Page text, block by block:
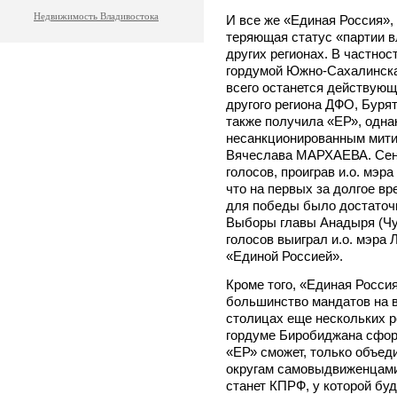
Недвижимость Владивостока
И все же «Единая
теряющая статус «партии
других регионах. В
гордумой Южно-
всего останется
другого региона ДФО,
также получила «ЕР»,
несанкционированным
Вячеслава МАРХАЕВА.
голосов, проиграв и.о.
что на первых за долгое
для победы было
Выборы главы Анадыря
голосов выиграл и.о.
«Единой Россией».
Кроме того, «Единая
большинство мандатов на
столицах еще нескольких
гордуме Биробиджана
«ЕР» сможет, только
округам
станет КПРФ, у которой